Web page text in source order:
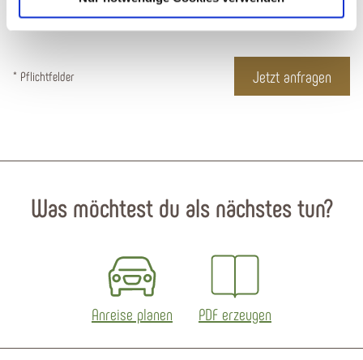
Ja, ich bin mit denDatenschutzbestimmungeneinverstanden*
* Pflichtfelder
Was möchtest du als nächstes tun?
Anreise planen PDF erzeugen